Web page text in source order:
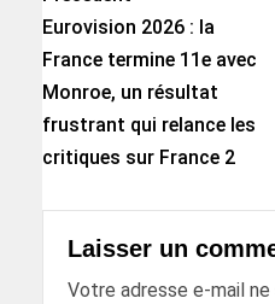
Eurovision 2026 : la
France termine 11e avec
Monroe, un résultat
frustrant qui relance les
critiques sur France 2
Laisser un
Votre adresse e-mail ne